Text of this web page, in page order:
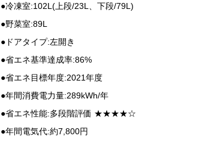
●冷凍室:102L(上段/23L、下段/79L)
●野菜室:89L
●ドアタイプ:左開き
●省エネ基準達成率:86%
●省エネ目標年度:2021年度
●年間消費電力量:289kWh/年
●省エネ性能:多段階評価 ★★★★☆
●年間電気代:約7,800円